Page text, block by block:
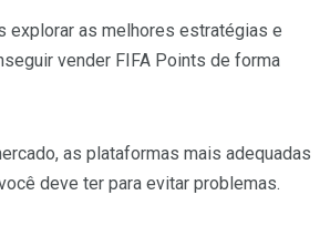
explorar as melhores estratégias e
vender FIFA Points de forma
as plataformas mais adequadas
deve ter para evitar problemas.